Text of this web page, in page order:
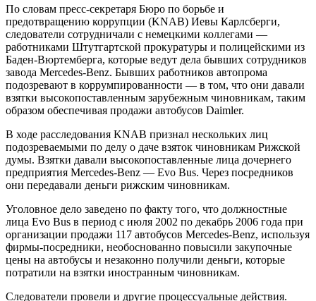
По словам пресс-секретаря Бюро по борьбе и
предотвращению коррупции (KNAB) Иевы Карлсберги,
следователи сотрудничали с немецкими коллегами —
работниками Штутгартской прокуратуры и полицейскими из
Баден-Вюртемберга, которые ведут дела бывших сотрудников
завода Mercedes-Benz. Бывших работников автопрома
подозревают в коррумпированности — в том, что они давали
взятки высокопоставленным зарубежным чиновникам, таким
образом обеспечивая продажи автобусов Daimler.
В ходе расследования KNAB признал нескольких лиц
подозреваемыми по делу о даче взяток чиновникам Рижской
думы. Взятки давали высокопоставленные лица дочернего
предприятия Mercedes-Benz — Evo Bus. Через посредников
они передавали деньги рижским чиновникам.
Уголовное дело заведено по факту того, что должностные
лица Evo Bus в период с июля 2002 по декабрь 2006 года при
организации продажи 117 автобусов Mercedes-Benz, используя
фирмы-посредники, необоснованно повысили закупочные
цены на автобусы и незаконно получили деньги, которые
потратили на взятки иностранным чиновникам.
Следователи провели и другие процессуальные действия.